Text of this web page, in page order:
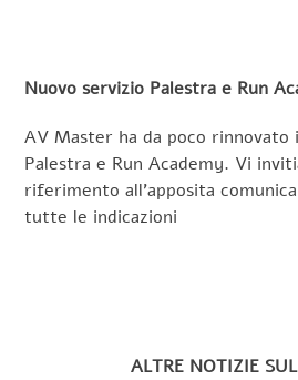
Nuovo servizio Palestra e Run
AV Master ha da poco rinnovato
Palestra e Run Academy. Vi
riferimento all’apposita
tutte le indicazioni
ALTRE NOTIZIE